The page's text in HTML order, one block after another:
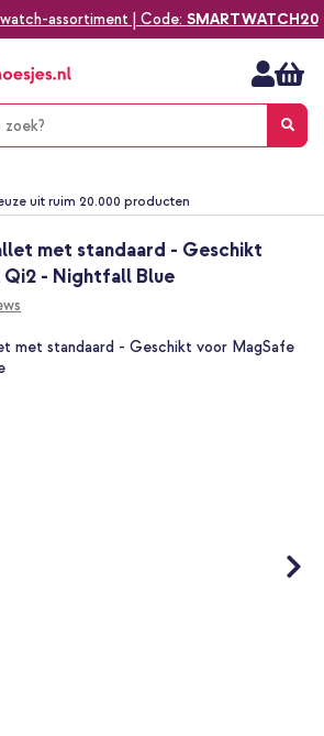
assortiment | Code: SMARTWATCH20
uit ruim 20.000 producten
met standaard - Geschikt
- Nightfall Blue